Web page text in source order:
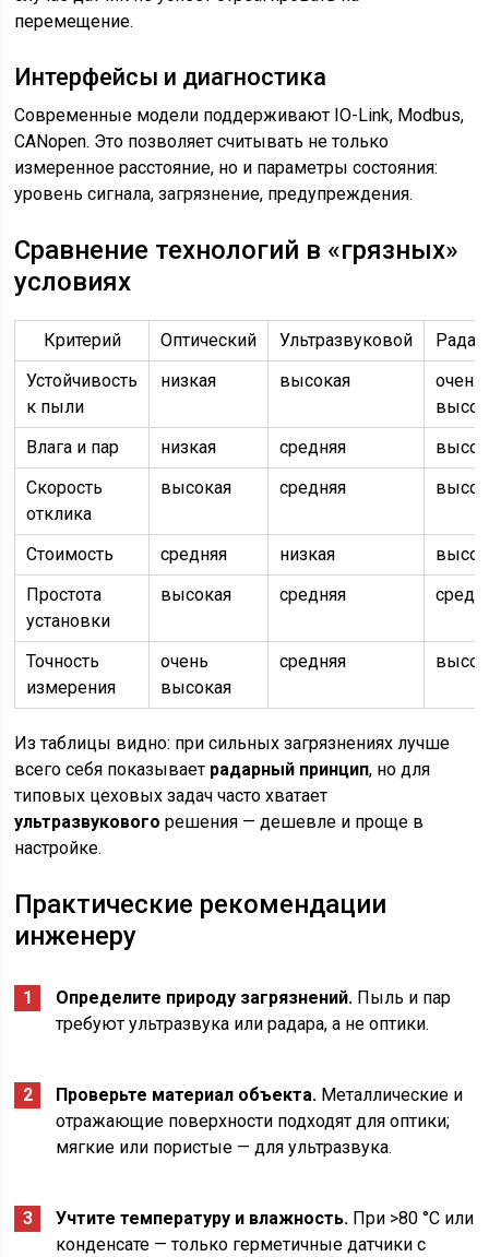
перемещение.
Интерфейсы и диагностика
Современные модели поддерживают IO-Link, Modbus,
CANopen. Это позволяет считывать не только
измеренное расстояние, но и параметры состояния:
уровень сигнала, загрязнение, предупреждения.
Сравнение технологий в «грязных»
условиях
Критерий Оптический Ультразвуковой
Устойчивость
к пыли
низкая высокая
очень
Влага и пар
низкая средняя
Скорость
отклика
высокая средняя
Стоимость средняя низкая
Простота
установки
высокая средняя
Точность
измерения
очень
высокая
средняя
Из таблицы видно: при сильных загрязнениях лучше
всего себя показывает радарный принцип, но для
типовых цеховых задач часто хватает
ультразвукового решения — дешевле и проще в
настройке.
Практические рекомендации
инженеру
Определите природу загрязнений. Пыль и пар
требуют ультразвука или радара, а не оптики.
Проверьте материал объекта. Металлические и
отражающие поверхности подходят для оптики;
мягкие или пористые — для ультразвука.
Учтите температуру и влажность. При >80 °C или
конденсате — только герметичные датчики с